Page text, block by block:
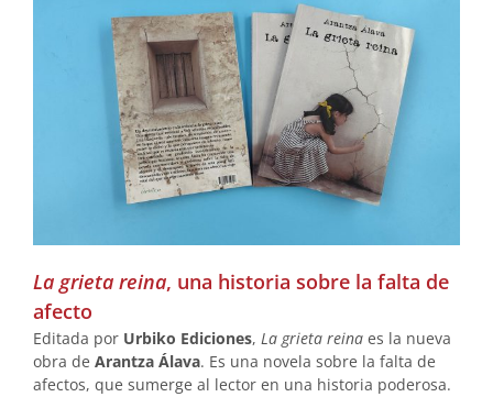
La grieta reina, una historia sobre la falta de
afecto
Editada por Urbiko Ediciones, La grieta reina es la nueva
obra de Arantza Álava. Es una novela sobre la falta de
afectos, que sumerge al lector en una historia poderosa.